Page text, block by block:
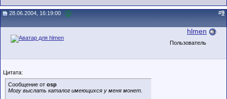
28.06.2004, 16:19:00 #9
hlmen
Пользователь
Цитата:
Сообщение от osp
Могу выслать каталог имеющихся у меня монет.